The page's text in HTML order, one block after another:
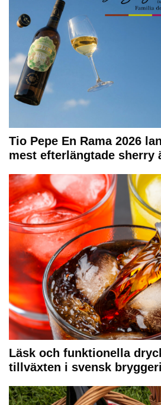
Tio Pepe En Rama 2026
mest efterlängtade sherry
Läsk och funktionella
tillväxten i svensk